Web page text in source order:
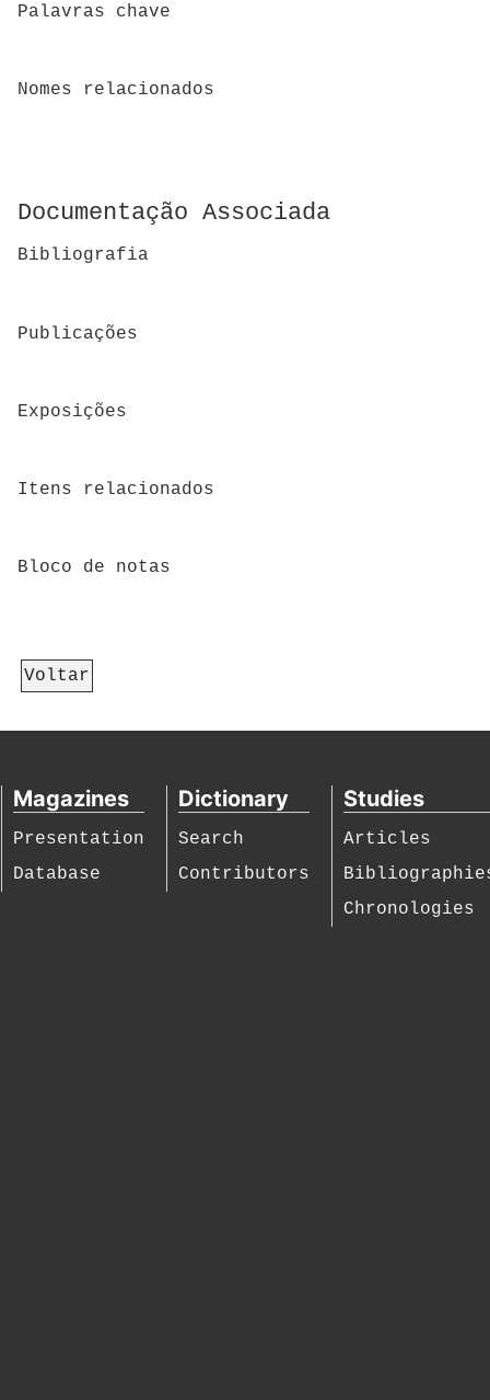
Palavras chave
Nomes relacionados
Documentação Associada
Bibliografia
Publicações
Exposições
Itens relacionados
Bloco de notas
Voltar
Magazines
Presentation
Database
Dictionary
Search
Contributors
Studies
Articles
Chronologies